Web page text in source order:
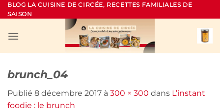
Passer
au
BLOG LA CUISINE DE CIRCÉE, RECETTES FAMILIALES DE
SAISON
brunch_04
Publié 8 décembre 2017 à 300 × 300 dans L’instant
foodie : le brunch